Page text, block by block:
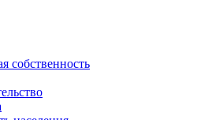
собственность